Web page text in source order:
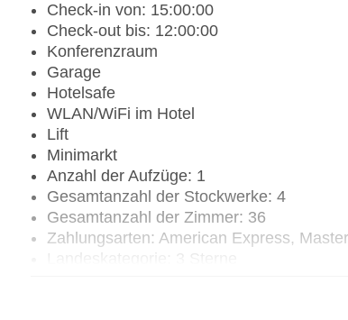
Check-in von: 15:00:00
Check-out bis: 12:00:00
Konferenzraum
Garage
Hotelsafe
WLAN/WiFi im Hotel
Lift
Minimarkt
Anzahl der Aufzüge: 1
Gesamtanzahl der Stockwerke: 4
Gesamtanzahl der Zimmer: 36
Zahlungsarten: American Express,